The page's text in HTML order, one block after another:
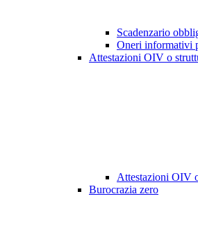
Scadenzario
Oneri informativi
Attestazioni OIV o
Attestazioni OIV
Burocrazia zero